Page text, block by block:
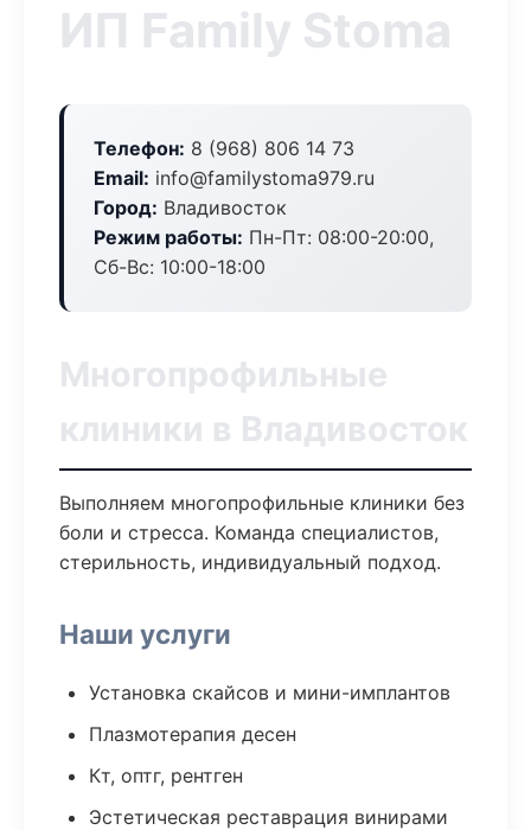
ИП Family Stoma
Телефон: 8 (968) 806 14 73
Email: info@familystoma979.ru
Город: Владивосток
Режим работы: Пн-Пт: 08:00-20:00,
Сб-Вс: 10:00-18:00
Многопрофильные
клиники в Владивосток
Выполняем многопрофильные клиники без
боли и стресса. Команда специалистов,
стерильность, индивидуальный подход.
Наши услуги
Установка скайсов и мини-имплантов
Плазмотерапия десен
Кт, оптг, рентген
Эстетическая реставрация винирами